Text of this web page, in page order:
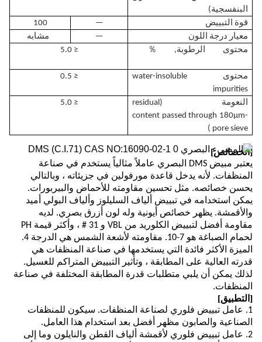
البنفسجية)
قوة التبييض
100
معيار درجة اللون
مشابه
محتوى الرطوبة, ％
5.0
محتوى water-insoluble
impurities
0.5
النعومة (r
esidual
content pass ed through 180μm
pore sieve
)
5.0
الخصائص]
يعتبر مبيض DMS البصري عاملاً مثالياً يستخدم في صناعة
المنظفات. لأنه يدخل قاعدة مورفولين في جزيئاته ، وبالتالي
يحسن خصائصه. مثل تحسين مقاومته للأحماض والبيربورات.
يمكن استخدامه في تبييض ألياف السليلوز وألياف البولي أميد
والأقمشة. يظهر خصائص أيونية وله لون أزرق بصري. لديه
مقاومة أفضل لتبييض الكلوريد من VBL و 31 # ، وأكثر قيمة PH
لحمام الصباغة هو 7-10. مقاومته لأشعة الشمس هي الدرجة 4.
الميزة الأكثر فائدة التي يستخدمها في صناعة المنظفات هي
قدرته العالية على المطابقة ، وتأثير التبييض المتراكم للغسيل.
لذلك يمكن أن يلبي متطلبات قدرة المطابقة المختلفة في صناعة
المنظفات.
التطبيق]
1. عامل تبييض فلوري لصناعة المنظفات. سيكون للمنظفات
الصناعية والصابون مظهر أفضل بعد استخدام هذا العامل.
2. عامل تبييض فلوري لأقمشة ألياف القطن والنايلون وما إلى